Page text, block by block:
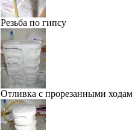
Резьба по гипсу
Отливка с прорезанными